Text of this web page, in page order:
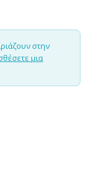
στην
μια